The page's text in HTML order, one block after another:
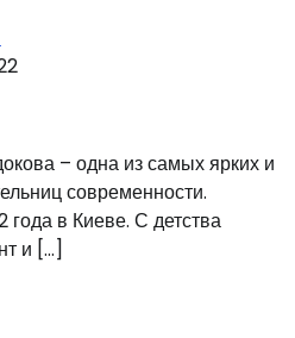
– одна из самых ярких и
современности.
года в Киеве. С детства
и […]